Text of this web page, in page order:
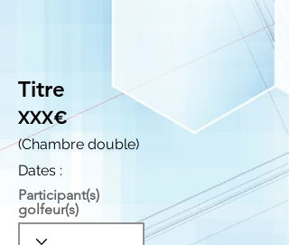
Titre
XXX€
(Chambre double)
Dates :
Participant(s)
golfeur(s)